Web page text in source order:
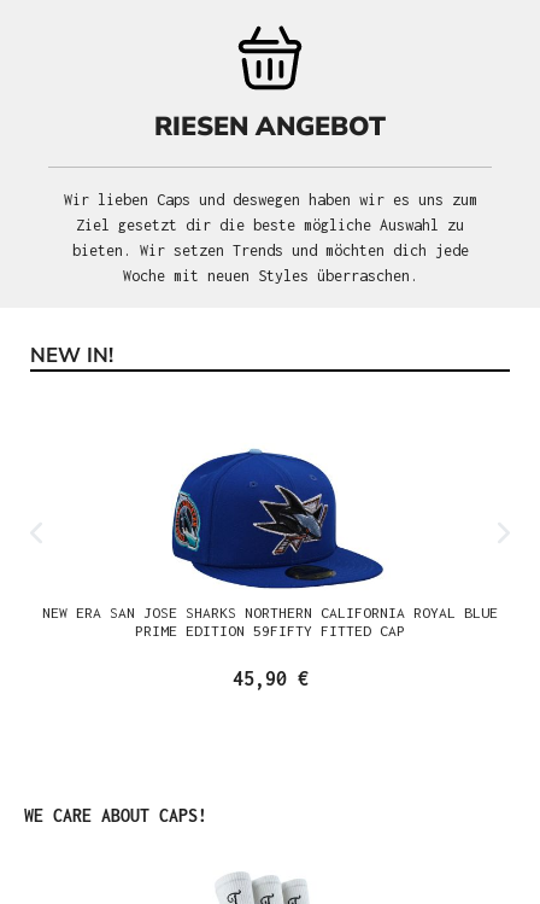
RIESEN ANGEBOT
Wir lieben Caps und deswegen haben wir es uns zum
Ziel gesetzt dir die beste mögliche Auswahl zu
bieten. Wir setzen Trends und möchten dich jede
Woche mit neuen Styles überraschen.
Produktgalerie überspringen
NEW IN!
NEW ERA SAN JOSE SHARKS NORTHERN CALIFORNIA ROYAL BLUE
PRIME EDITION 59FIFTY FITTED CAP
45,90 €
Produktgalerie überspringen
WE CARE ABOUT CAPS!